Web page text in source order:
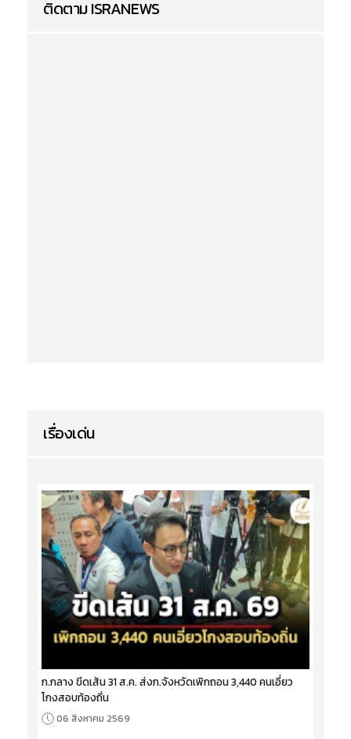
ติดตาม ISRANEWS
เรื่องเด่น
ก.กลาง ขีดเส้น 31 ส.ค. ส่งก.จังหวัดเพิกถอน 3,440 คนเอี่ยว
โกงสอบท้องถิ่น
06 สิงหาคม 2569